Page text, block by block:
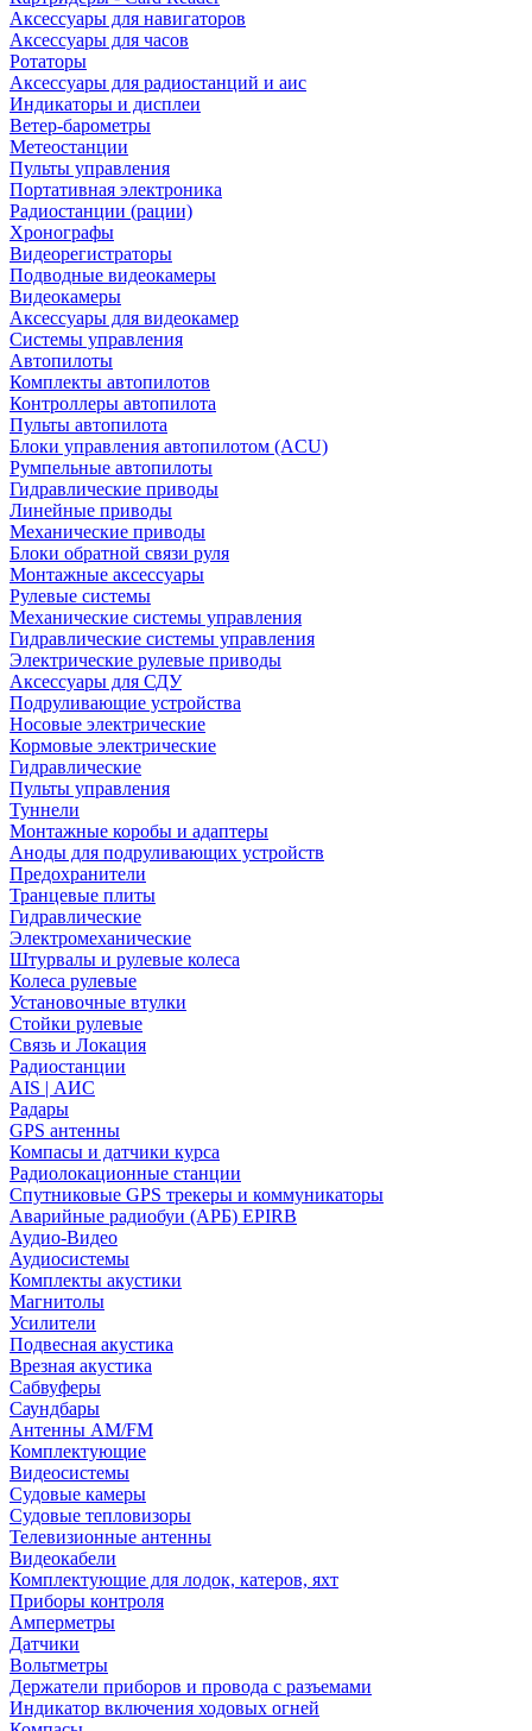
Аксессуары для навигаторов
Аксессуары для часов
Ротаторы
Аксессуары для радиостанций и аис
Индикаторы и дисплеи
Ветер-барометры
Метеостанции
Пульты управления
Портативная электроника
Радиостанции (рации)
Хронографы
Видеорегистраторы
Подводные видеокамеры
Видеокамеры
Аксессуары для видеокамер
Системы управления
Автопилоты
Комплекты автопилотов
Контроллеры автопилота
Пульты автопилота
Блоки управления автопилотом (ACU)
Румпельные автопилоты
Гидравлические приводы
Линейные приводы
Механические приводы
Блоки обратной связи руля
Монтажные аксессуары
Рулевые системы
Механические системы управления
Гидравлические системы управления
Электрические рулевые приводы
Аксессуары для СДУ
Подруливающие устройства
Носовые электрические
Кормовые электрические
Гидравлические
Пульты управления
Туннели
Монтажные коробы и адаптеры
Аноды для подруливающих устройств
Предохранители
Транцевые плиты
Гидравлические
Электромеханические
Штурвалы и рулевые колеса
Колеса рулевые
Установочные втулки
Стойки рулевые
Связь и Локация
Радиостанции
AIS | АИС
Радары
GPS антенны
Компасы и датчики курса
Радиолокационные станции
Спутниковые GPS трекеры и коммуникаторы
Аварийные радиобуи (АРБ) EPIRB
Аудио-Видео
Аудиосистемы
Комплекты акустики
Магнитолы
Усилители
Подвесная акустика
Врезная акустика
Сабвуферы
Саундбары
Антенны AM/FM
Комплектующие
Видеосистемы
Судовые камеры
Cудовые тепловизоры
Телевизионные антенны
Видеокабели
Комплектующие для лодок, катеров, яхт
Приборы контроля
Амперметры
Датчики
Вольтметры
Держатели приборов и провода с разъемами
Индикатор включения ходовых огней